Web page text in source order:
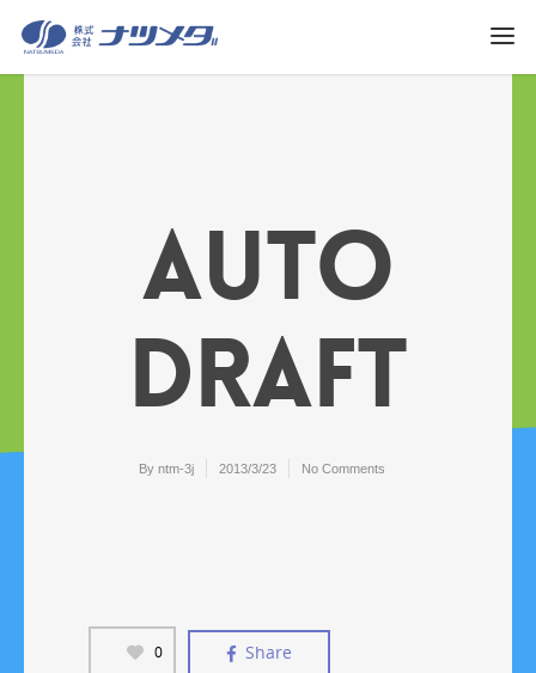
Auto
Draft
By ntm-3j 2013/3/23 No Comments
0 Share